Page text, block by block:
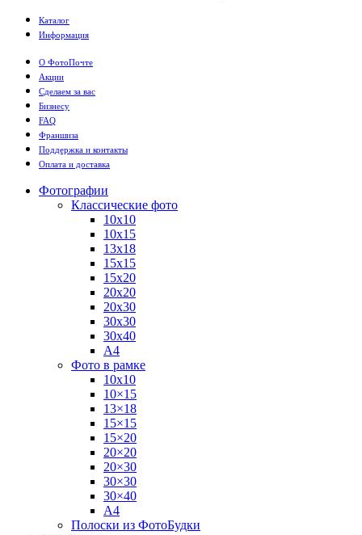
Каталог
Информация
О ФотоПочте
Акции
Сделаем за вас
Бизнесу
FAQ
Франшиза
Поддержка и контакты
Оплата и доставка
Фотографии
Классические фото
10х10
10х15
13х18
15х15
15х20
20х20
20х30
30х30
30х40
А4
Фото в рамке
10х10
10×15
13×18
15×15
15×20
20×20
20×30
30×30
30×40
A4
Полоски из ФотоБудки